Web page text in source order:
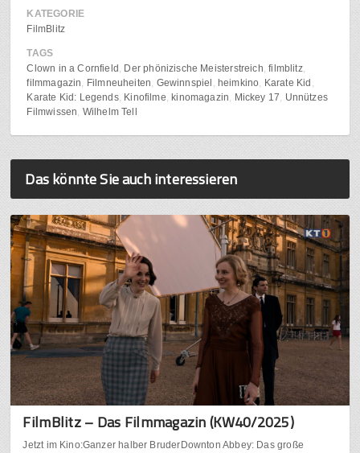
KATEGORIE
FilmBlitz
TAGS
Clown in a Cornfield
Der phönizische Meisterstreich filmblitz
filmmagazin
Filmneuheiten Gewinnspiel heimkino
Karate Kid
Karate Kid: Legends Kinofilme kinomagazin Mickey 17
Unnützes
Filmwissen Wilhelm Tell
Das könnte Sie auch interessieren
FilmBlitz – Das Filmmagazin (KW40/2025)
Jetzt im Kino:Ganzer halber BruderDownton Abbey: Das große